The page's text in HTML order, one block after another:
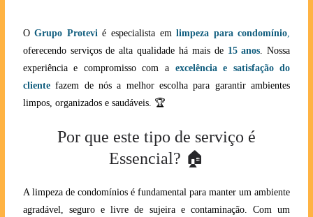
OGrupo Protevié especialista em limpeza para condomínio,
oferecendo serviços de alta qualidade há mais de 15 anos. Nossa
experiência e compromisso com a excelência e satisfação do
clientefazem de nós a melhor escolha para garantir ambientes
limpos, organizados e saudáveis. 🏆
Por que este tipo de serviço é
Essencial? 🏠
A limpeza de condomínios é fundamental para manter um ambiente
agradável, seguro e livre de sujeira e contaminação. Com um